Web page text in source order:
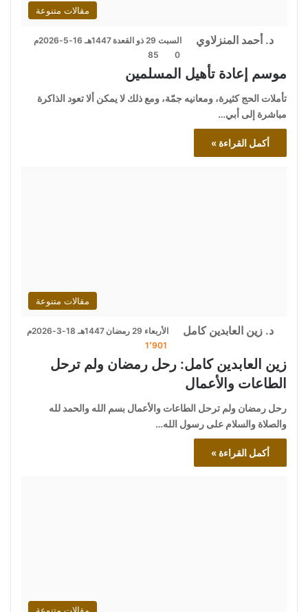
مقالات متنوعة
د. أحمد المنزلاوي
السبت 29 ذو القعدة 1447هـ 16-5-2026م
0
85
موسم إعادة تأهيل المسلمين
تأملات الحج كثيرة، ومعانيه جمّة، ومع ذلك لا يمكن ألا تعود الذاكرة
مباشرة إلى أبي…
أكمل القراءة »
مقالات متنوعة
د. زين العابدين كامل
الأربعاء 29 رمضان 1447هـ 18-3-2026م
1٬901
زين العابدين كامل: رحل رمضان ولم ترحل
الطاعات والأعمال
رحل رمضان ولم ترحل الطاعات والأعمال بسم الله والحمد لله
والصلاة والسلام على رسول الله…
أكمل القراءة »